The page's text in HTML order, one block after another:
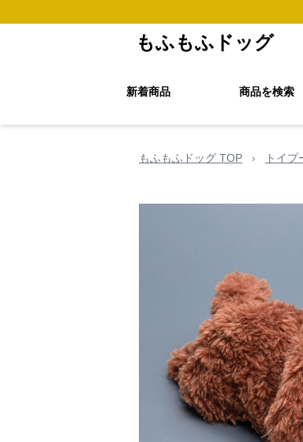
もふもふドッグ
新着商品 商品を検索
もふもふドッグ TOP › トイ